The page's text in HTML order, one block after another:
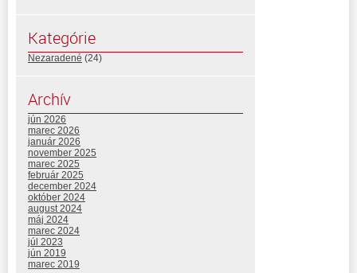
Kategórie
Nezaradené (24)
Archív
jún 2026
marec 2026
január 2026
november 2025
marec 2025
február 2025
december 2024
október 2024
august 2024
máj 2024
marec 2024
júl 2023
jún 2019
marec 2019